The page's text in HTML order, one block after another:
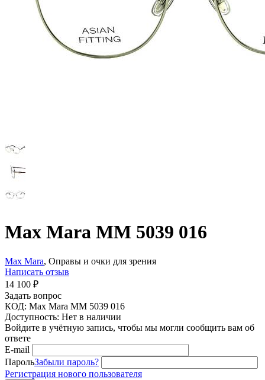
Max Mara MM 5039 016
Max Mara, Оправы и очки для зрения
Написать отзыв
14 100 ₽
Задать вопрос
КОД: Max Mara MM 5039 016
Доступность: Нет в наличии
Войдите в учётную запись, чтобы мы могли сообщить вам об
ответе
E-mail
ПарольЗабыли пароль?
Регистрация нового пользователя